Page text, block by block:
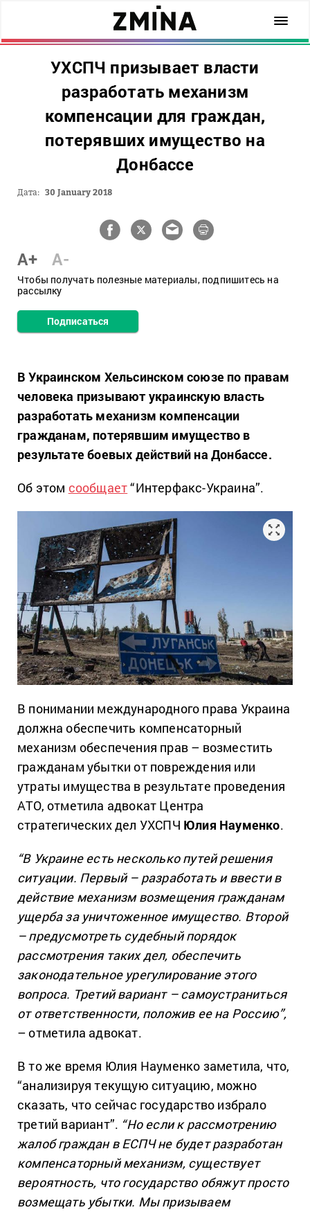
УХСПЧ призывает власти
разработать механизм
компенсации для граждан,
потерявших имущество на
Донбассе
Дата: 30 January 2018
A+ A-
Чтобы получать полезные материалы, подпишитесь на
рассылку
Подписаться
В Украинском Хельсинском союзе по правам
человека призывают украинскую власть
разработать механизм компенсации
гражданам, потерявшим имущество в
результате боевых действий на Донбассе.
Об этом сообщает“Интерфакс-Украина”.
В понимании международного права Украина
должна обеспечить компенсаторный
механизм обеспечения прав – возместить
гражданам убытки от повреждения или
утраты имущества в результате проведения
АТО, отметила адвокат Центра
стратегических дел УХСПЧ Юлия Науменко.
“В Украине есть несколько путей решения
ситуации. Первый – разработать и ввести в
действие механизм возмещения гражданам
ущерба за уничтоженное имущество. Второй
– предусмотреть судебный порядок
рассмотрения таких дел, обеспечить
законодательное урегулирование этого
вопроса. Третий вариант – самоустраниться
от ответственности, положив ее на Россию”,
– отметила адвокат.
В то же время Юлия Науменко заметила, что,
“анализируя текущую ситуацию, можно
сказать, что сейчас государство избрало
третий вариант”. “Но если к рассмотрению
жалоб граждан в ЕСПЧ не будет разработан
компенсаторный механизм, существует
вероятность, что государство обяжут просто
возмещать убытки. Мы призываем